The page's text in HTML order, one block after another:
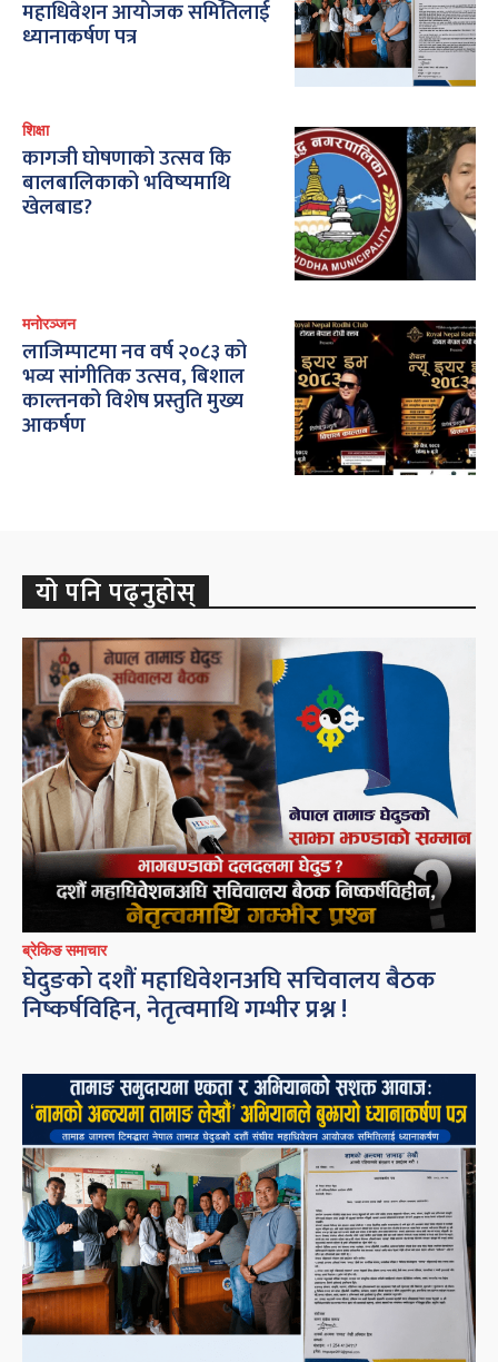
महाधिवेशन आयोजक समितिलाई
ध्यानाकर्षण पत्र
शिक्षा
कागजी घोषणाको उत्सव कि
बालबालिकाको भविष्यमाथि
खेलबाड?
मनोरञ्जन
लाजिम्पाटमा नव वर्ष २०८३ को
भव्य सांगीतिक उत्सव, बिशाल
काल्तनको विशेष प्रस्तुति मुख्य
आकर्षण
यो पनि पढ्नुहोस्
ब्रेकिङ समाचार
घेदुङको दशौं महाधिवेशनअघि सचिवालय बैठक
निष्कर्षविहिन, नेतृत्वमाथि गम्भीर प्रश्न !